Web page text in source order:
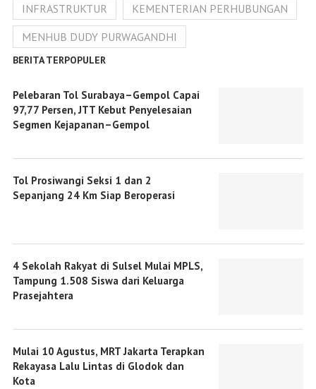
INFRASTRUKTUR
KEMENTERIAN PERHUBUNGAN
MENHUB DUDY PURWAGANDHI
BERITA TERPOPULER
Pelebaran Tol Surabaya–Gempol Capai
97,77 Persen, JTT Kebut Penyelesaian
Segmen Kejapanan–Gempol
Tol Prosiwangi Seksi 1 dan 2
Sepanjang 24 Km Siap Beroperasi
4 Sekolah Rakyat di Sulsel Mulai MPLS,
Tampung 1.508 Siswa dari Keluarga
Prasejahtera
Mulai 10 Agustus, MRT Jakarta Terapkan
Rekayasa Lalu Lintas di Glodok dan
Kota